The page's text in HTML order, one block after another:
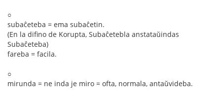
○
subaĉeteba = ema subaĉetin.
(En la difino de Korupta, Subaĉetebla anstataŭindas
Subaĉeteba)
fareba = facila.
○
mirunda = ne inda je miro = ofta, normala, antaŭvideba.